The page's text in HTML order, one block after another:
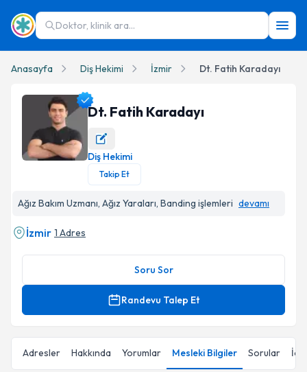
Doktor, klinik ara...
Anasayfa Diş Hekimi İzmir Dt. Fatih Karadayı
Dt. Fatih Karadayı Profil Fotoğrafı
Dt. Fatih Karadayı
Diş Hekimi
Takip Et
Ağız Bakım Uzmanı, Ağız Yaraları, Banding işlemleri devamı
İzmir 1 Adres
Soru Sor
Randevu Talep Et
Adresler Hakkında Yorumlar Mesleki Bilgiler Sorular